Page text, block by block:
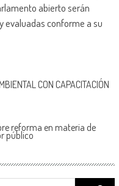
abierto serán
evaluadas conforme a su
CON CAPACITACIÓN
reforma en materia de
público
Search